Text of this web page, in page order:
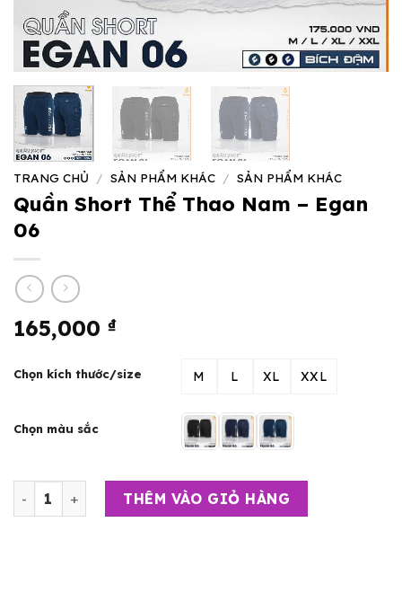
TRANG CHỦ / SẢN PHẨM KHÁC / SẢN PHẨM KHÁC
Quần Short Thể Thao Nam – Egan
06
165,000 ₫
Chọn kích thước/size M L XL XXL
Chọn màu sắc
Quần Short Thể Thao Nam - Egan 06 số lượng
THÊM VÀO GIỎ HÀNG